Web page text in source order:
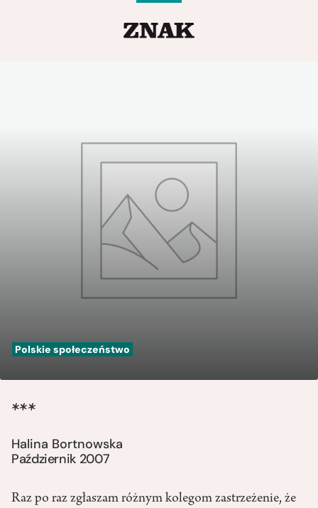
Polskie społeczeństwo
***
Halina Bortnowska
Październik 2007
Raz po raz zgłaszam różnym kolegom zastrzeżenie, że